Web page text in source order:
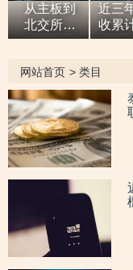
从主板到
北交所，7
亿元营收
服务商两
次撤单，
募投项目
必要性与
核心技术
竞争力
遭“拷问”
近三
收累
亿元
场背
销收
计六
万元
导期
与高
头的
研发
目，
与该
人员“
网站首页 > 类目